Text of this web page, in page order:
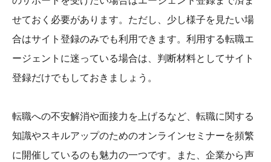
せておく必要があります。ただし、少し様子を見たい場
合はサイト登録のみでも利用できます。利用する転職エ
ージェントに迷っている場合は、判断材料としてサイト
登録だけでもしておきましょう。
転職への不安解消や面接力を上げるなど、転職に関する
知識やスキルアップのためのオンラインセミナーを頻繁
に開催しているのも魅力の一つです。また、企業から声